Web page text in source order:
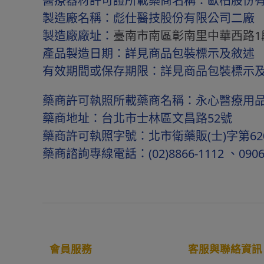
製造廠名稱：彪仕醫技股份有限公司二廠
製造廠廠址： 臺南市南區彰南里中華西路
產品製造日期：詳見商品包裝標示及敘述
有效期間或保存期限：詳見商品包裝標示
藥商許可執照所載藥商名稱：永心醫療用
藥商地址：台北市士林區文昌路52號
藥商許可執照字號：北市衛藥販(士)字第
藥商諮詢專線電話：(02)8866-1112 、
會員服務 客服與聯絡資訊